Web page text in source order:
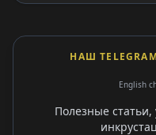
НАШ
English
Полезные